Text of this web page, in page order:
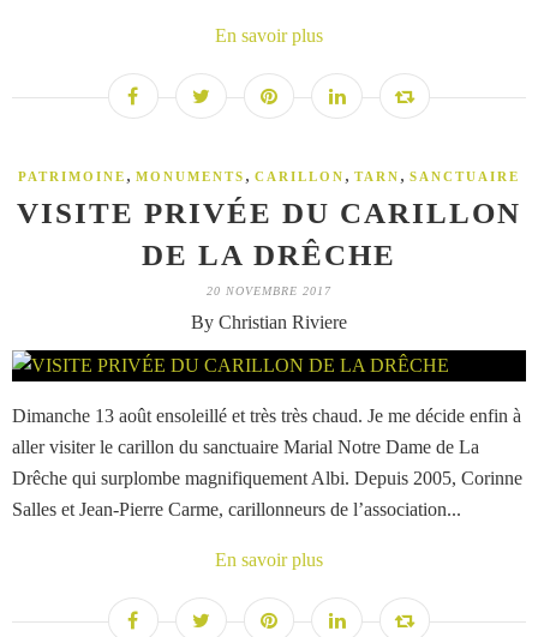
En savoir plus
PATRIMOINE , MONUMENTS , CARILLON , TARN , SANCTUAIRE
VISITE PRIVÉE DU CARILLON
DE LA DRÊCHE
20 NOVEMBRE 2017
By Christian Riviere
Dimanche 13 août ensoleillé et très très chaud. Je me décide enfin à
aller visiter le carillon du sanctuaire Marial Notre Dame de La
Drêche qui surplombe magnifiquement Albi. Depuis 2005, Corinne
Salles et Jean-Pierre Carme, carillonneurs de l’association...
En savoir plus